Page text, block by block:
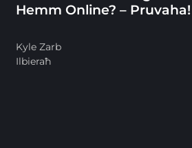
Hemm Online? – Pruvaha!
Kyle Zarb
Ilbieraħ